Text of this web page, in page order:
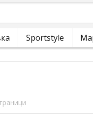
Sportstyle